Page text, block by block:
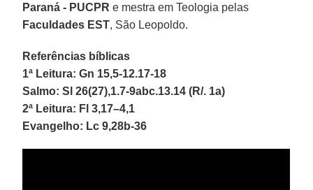
Paraná - PUCPR e mestra em Teologia pelas
Faculdades EST, São Leopoldo.
Referências bíblicas
1ª Leitura: Gn 15,5-12.17-18
Salmo: Sl 26(27),1.7-9abc.13.14 (R/. 1a)
2ª Leitura: Fl 3,17–4,1
Evangelho: Lc 9,28b-36